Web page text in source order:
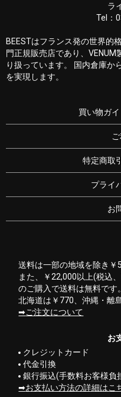
ラ
Tel：
BEESTはフランス発の世界的
門正規販売店であり、
り扱っています。 国内倉庫か
を実現します。
買い物ガ
特定商取
プライ
お
送料は一部の地域を除き￥
また、￥22,000以上(税込
のご購入で送料は無料です。
北海道は￥770、沖縄・離
ご注文について
お
クレジットカード
代金引換
銀行振込(手数料お客様負
お支払い方法の詳細はこ